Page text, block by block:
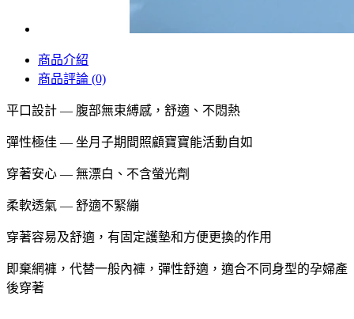
商品介紹
商品評論 (0)
平口設計 — 腹部無束縛感，舒適、不悶熱
彈性極佳 — 坐月子期間照顧寶寶能活動自如
穿著安心 — 無漂白、不含螢光劑
柔軟透氣 — 舒適不緊繃
穿著容易及舒適，有固定護墊和方便更換的作用
即棄網褲，代替一般內褲，彈性舒適，適合不同身型的孕婦產
後穿著